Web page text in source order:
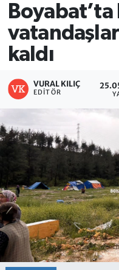
Boyabat’ta
kaldı
VURAL KILIÇ
EDITÖR
Süper Lig Puan
Tüm Manşetler
Son Dakika
Haber Arşivi